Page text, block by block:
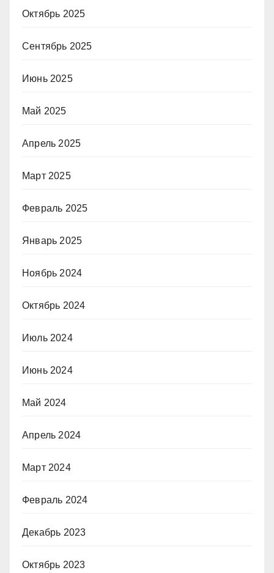
Октябрь 2025
Сентябрь 2025
Июнь 2025
Май 2025
Апрель 2025
Март 2025
Февраль 2025
Январь 2025
Ноябрь 2024
Октябрь 2024
Июль 2024
Июнь 2024
Май 2024
Апрель 2024
Март 2024
Февраль 2024
Декабрь 2023
Октябрь 2023